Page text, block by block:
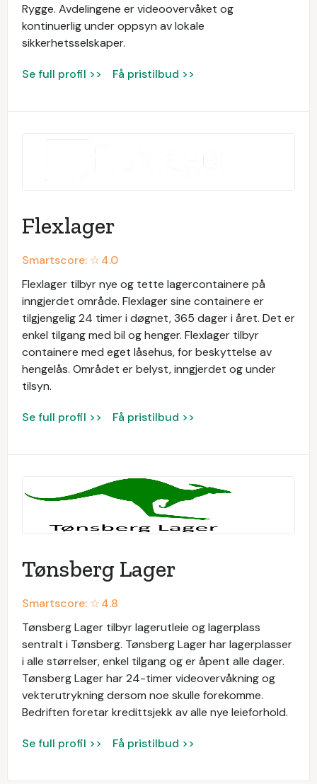
Rygge. Avdelingene er videoovervåket og
kontinuerlig under oppsyn av lokale
sikkerhetsselskaper.
Se full profil >> Få pristilbud >>
Flexlager
Smartscore: ☆4.0
Flexlager tilbyr nye og tette lagercontainere på
inngjerdet område. Flexlager sine containere er
tilgjengelig 24 timer i døgnet, 365 dager i året. Det er
enkel tilgang med bil og henger. Flexlager tilbyr
containere med eget låsehus, for beskyttelse av
hengelås. Området er belyst, inngjerdet og under
tilsyn.
Se full profil >> Få pristilbud >>
Tønsberg Lager
Smartscore: ☆4.8
Tønsberg Lager tilbyr lagerutleie og lagerplass
sentralt i Tønsberg. Tønsberg Lager har lagerplasser
i alle størrelser, enkel tilgang og er åpent alle dager.
Tønsberg Lager har 24-timer videovervåkning og
vekterutrykning dersom noe skulle forekomme.
Bedriften foretar kredittsjekk av alle nye leieforhold.
Se full profil >> Få pristilbud >>